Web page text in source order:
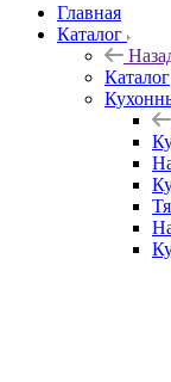
Главная
Каталог
Каталог